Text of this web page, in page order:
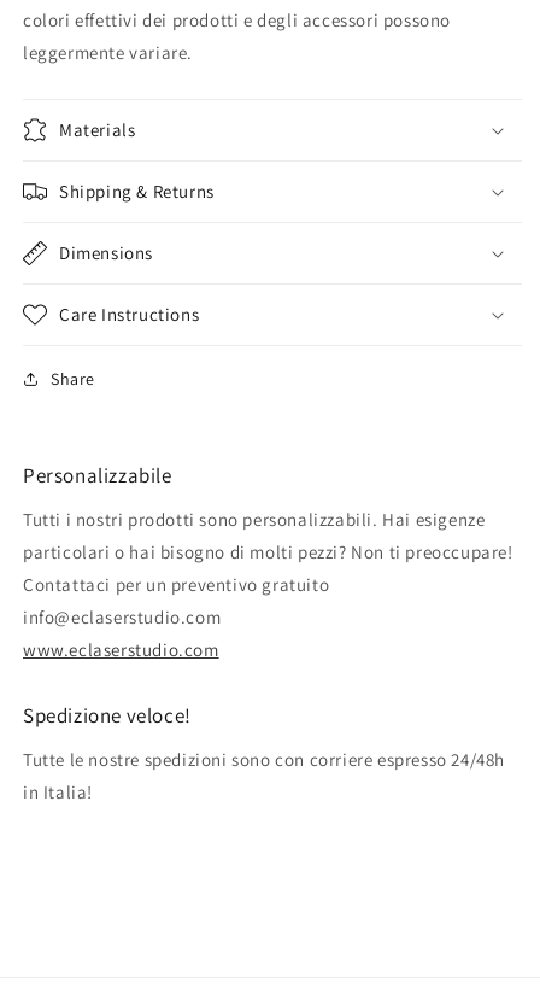
colori effettivi dei prodotti e degli accessori possono
leggermente variare.
Materials
Shipping & Returns
Dimensions
Care Instructions
Share
Personalizzabile
Tutti i nostri prodotti sono personalizzabili. Hai esigenze
particolari o hai bisogno di molti pezzi? Non ti preoccupare!
Contattaci per un preventivo gratuito
info@eclaserstudio.com
www.eclaserstudio.com
Spedizione veloce!
Tutte le nostre spedizioni sono con corriere espresso 24/48h
in Italia!